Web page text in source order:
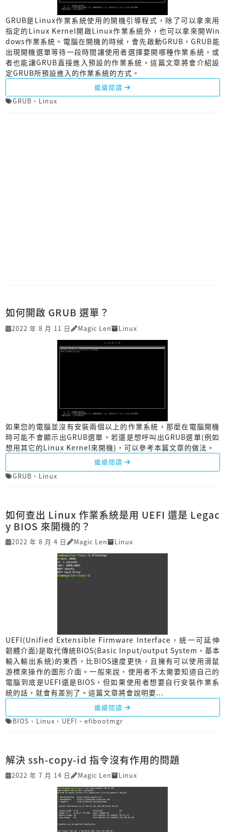
GRUB是Linux作業系統使用的開機引導程式，除了可以拿來用
指定的Linux Kernel開啟Linux作業系統外，也可以拿來開Win
dows作業系統。電腦在開機的時候，會先啟動GRUB，GRUB能
出現開機選單等待一段時間讓使用者選擇要開哪種作業系統，或
者也能讓GRUB直接進入預設的作業系統。這篇文章將會介紹設
定GRUB所預設進入的作業系統的方式。
繼續閱讀
GRUB 、 Linux
如何開啟 GRUB 選單？
2022 年 8 月 11 日 Magic Len Linux
如果您的電腦並沒有安裝兩個以上的作業系統，那麼在電腦開機
時可能不會顯示出GRUB選單。若還是想呼叫出GRUB選單(例如
想用其它的Linux Kernel來開機)，可以參考本篇文章的做法。
繼續閱讀
GRUB 、 Linux
如何查出 Linux 作業系統是用 UEFI 還是 Legac
y BIOS 來開機的？
2022 年 8 月 4 日 Magic Len Linux
UEFI(Unified Extensible Firmware Interface，統一可延伸
韌體介面)是取代傳統BIOS(Basic Input/output System，基本
輸入輸出系統)的東西，比BIOS速度更快，且擁有可以使用滑鼠
游標來操作的圖形介面。一般來說，使用者不太需要知道自己的
電腦到底是UEFI還是BIOS，但如果使用者想要自行安裝作業系
統的話，就會有差別了。這篇文章將會說明要...
繼續閱讀
BIOS 、 Linux 、 UEFI 、 efibootmgr
解決 ssh-copy-id 指令沒有作用的問題
2022 年 7 月 14 日 Magic Len Linux